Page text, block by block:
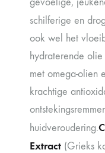
schilferige en
ook wel het
hydraterende
met omega-olien
krachtige
huidveroudering.
Extract (Grieks